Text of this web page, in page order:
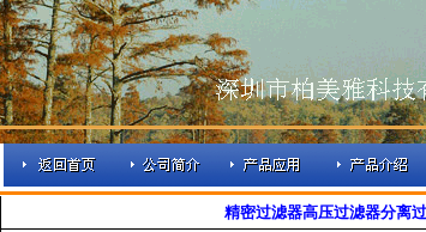
精密过滤器高压过滤器分离